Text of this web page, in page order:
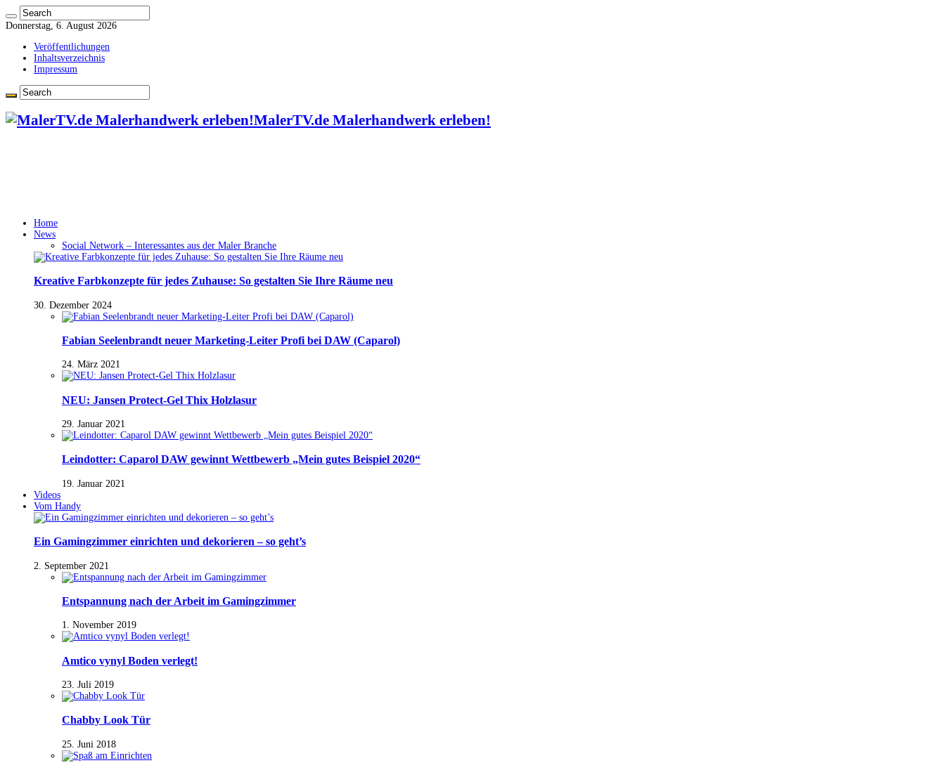
Donnerstag, 6. August 2026
Veröffentlichungen
Inhaltsverzeichnis
Impressum
MalerTV.de Malerhandwerk erleben!
Home
News
Social Network – Interessantes aus der Maler Branche
Kreative Farbkonzepte für jedes Zuhause: So gestalten Sie Ihre Räume neu
30. Dezember 2024
Fabian Seelenbrandt neuer Marketing-Leiter Profi bei DAW (Caparol)
24. März 2021
NEU: Jansen Protect-Gel Thix Holzlasur
29. Januar 2021
Leindotter: Caparol DAW gewinnt Wettbewerb „Mein gutes Beispiel 2020“
19. Januar 2021
Videos
Vom Handy
Ein Gamingzimmer einrichten und dekorieren – so geht’s
2. September 2021
Entspannung nach der Arbeit im Gamingzimmer
1. November 2019
Amtico vynyl Boden verlegt!
23. Juli 2019
Chabby Look Tür
25. Juni 2018